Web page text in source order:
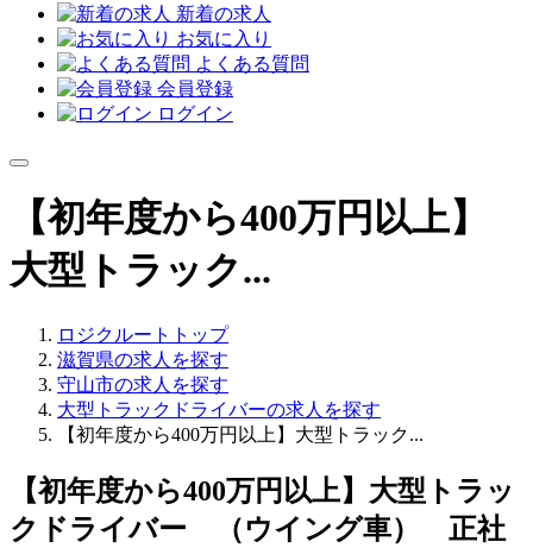
新着の求人
お気に入り
よくある質問
会員登録
ログイン
【初年度から400万円以上】
大型トラック...
ロジクルートトップ
滋賀県の求人を探す
守山市の求人を探す
大型トラックドライバーの求人を探す
【初年度から400万円以上】大型トラック...
【初年度から400万円以上】大型トラッ
クドライバー （ウイング車） 正社